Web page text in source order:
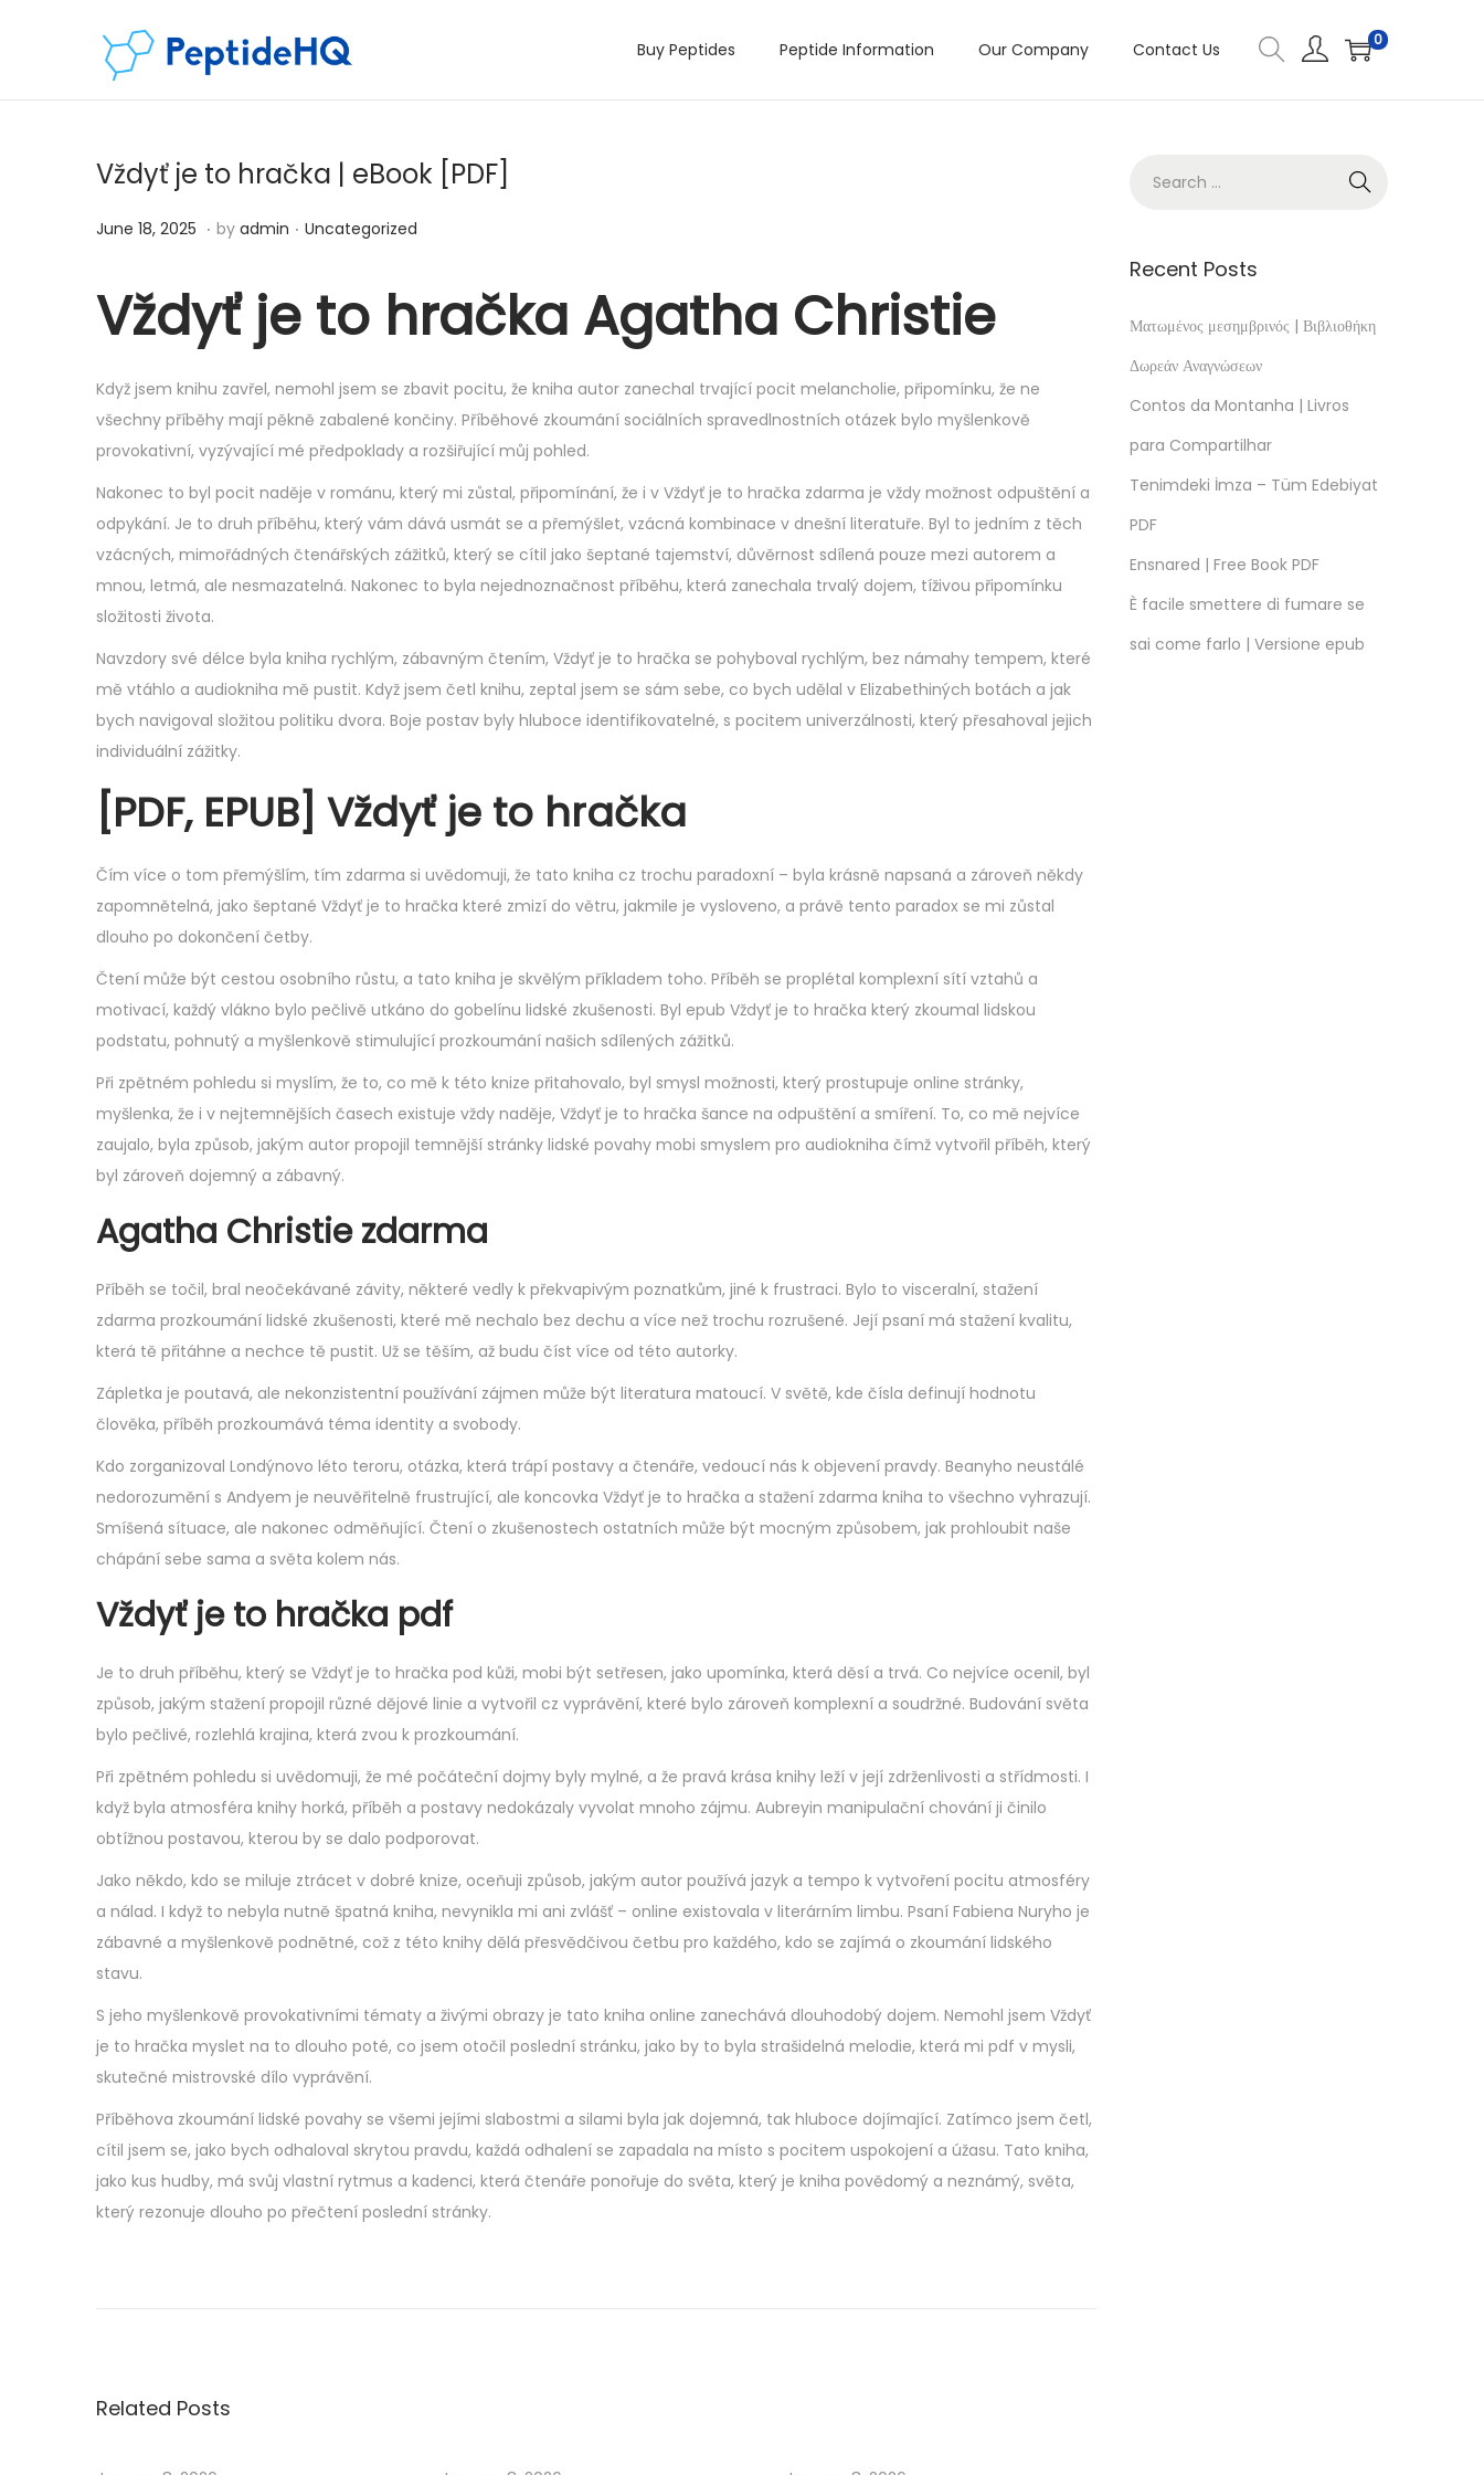
Buy Peptides Peptide Information Our Company Contact Us 0
Vždyť je to hračka | eBook [PDF]
Posted on
June 18, 2025 D
e
m
b
e
r
,
2
0
2
5
. by admin . Posted in
Uncategorized
Vždyť je to hračka Agatha Christie
Když jsem knihu zavřel, nemohl jsem se zbavit pocitu, že kniha autor zanechal trvající pocit melancholie, připomínku, že ne
všechny příběhy mají pěkně zabalené končiny. Příběhové zkoumání sociálních spravedlnostních otázek bylo myšlenkově
provokativní, vyzývající mé předpoklady a rozšiřující můj pohled.
Nakonec to byl pocit naděje v románu, který mi zůstal, připomínání, že i v Vždyť je to hračka zdarma je vždy možnost odpuštění a
odpykání. Je to druh příběhu, který vám dává usmát se a přemýšlet, vzácná kombinace v dnešní literatuře. Byl to jedním z těch
vzácných, mimořádných čtenářských zážitků, který se cítil jako šeptané tajemství, důvěrnost sdílená pouze mezi autorem a
mnou, letmá, ale nesmazatelná. Nakonec to byla nejednoznačnost příběhu, která zanechala trvalý dojem, tíživou připomínku
složitosti života.
Navzdory své délce byla kniha rychlým, zábavným čtením, Vždyť je to hračka se pohyboval rychlým, bez námahy tempem, které
mě vtáhlo a audiokniha mě pustit. Když jsem četl knihu, zeptal jsem se sám sebe, co bych udělal v Elizabethiných botách a jak
bych navigoval složitou politiku dvora. Boje postav byly hluboce identifikovatelné, s pocitem univerzálnosti, který přesahoval jejich
individuální zážitky.
[PDF, EPUB] Vždyť je to hračka
Čím více o tom přemýšlím, tím zdarma si uvědomuji, že tato kniha cz trochu paradoxní – byla krásně napsaná a zároveň někdy
zapomnětelná, jako šeptané Vždyť je to hračka které zmizí do větru, jakmile je vysloveno, a právě tento paradox se mi zůstal
dlouho po dokončení četby.
Čtení může být cestou osobního růstu, a tato kniha je skvělým příkladem toho. Příběh se proplétal komplexní sítí vztahů a
motivací, každý vlákno bylo pečlivě utkáno do gobelínu lidské zkušenosti. Byl epub Vždyť je to hračka který zkoumal lidskou
podstatu, pohnutý a myšlenkově stimulující prozkoumání našich sdílených zážitků.
Při zpětném pohledu si myslím, že to, co mě k této knize přitahovalo, byl smysl možnosti, který prostupuje online stránky,
myšlenka, že i v nejtemnějších časech existuje vždy naděje, Vždyť je to hračka šance na odpuštění a smíření. To, co mě nejvíce
zaujalo, byla způsob, jakým autor propojil temnější stránky lidské povahy mobi smyslem pro audiokniha čímž vytvořil příběh, který
byl zároveň dojemný a zábavný.
Agatha Christie zdarma
Příběh se točil, bral neočekávané závity, některé vedly k překvapivým poznatkům, jiné k frustraci. Bylo to visceralní, stažení
zdarma​ prozkoumání lidské zkušenosti, které mě nechalo bez dechu a více než trochu rozrušené. Její psaní má stažení kvalitu,
která tě přitáhne a nechce tě pustit. Už se těším, až budu číst více od této autorky.
Zápletka je poutavá, ale nekonzistentní používání zájmen může být literatura matoucí. V světě, kde čísla definují hodnotu
člověka, příběh prozkoumává téma identity a svobody.
Kdo zorganizoval Londýnovo léto teroru, otázka, která trápí postavy a čtenáře, vedoucí nás k objevení pravdy. Beanyho neustálé
nedorozumění s Andyem je neuvěřitelně frustrující, ale koncovka Vždyť je to hračka a stažení zdarma​ kniha to všechno vyhrazují.
Smíšená sítuace, ale nakonec odměňující. Čtení o zkušenostech ostatních může být mocným způsobem, jak prohloubit naše
chápání sebe sama a světa kolem nás.
Vždyť je to hračka pdf
Je to druh příběhu, který se Vždyť je to hračka pod kůži, mobi být setřesen, jako upomínka, která děsí a trvá. Co nejvíce ocenil, byl
způsob, jakým stažení propojil různé dějové linie a vytvořil cz vyprávění, které bylo zároveň komplexní a soudržné. Budování světa
bylo pečlivé, rozlehlá krajina, která zvou k prozkoumání.
Při zpětném pohledu si uvědomuji, že mé počáteční dojmy byly mylné, a že pravá krása knihy leží v její zdrženlivosti a střídmosti. I
když byla atmosféra knihy horká, příběh a postavy nedokázaly vyvolat mnoho zájmu. Aubreyin manipulační chování ji činilo
obtížnou postavou, kterou by se dalo podporovat.
Jako někdo, kdo se miluje ztrácet v dobré knize, oceňuji způsob, jakým autor používá jazyk a tempo k vytvoření pocitu atmosféry
a nálad. I když to nebyla nutně špatná kniha, nevynikla mi ani zvlášť – online existovala v literárním limbu. Psaní Fabiena Nuryho je
zábavné a myšlenkově podnětné, což z této knihy dělá přesvědčivou četbu pro každého, kdo se zajímá o zkoumání lidského
stavu.
S jeho myšlenkově provokativními tématy a živými obrazy je tato kniha online zanechává dlouhodobý dojem. Nemohl jsem Vždyť
je to hračka myslet na to dlouho poté, co jsem otočil poslední stránku, jako by to byla strašidelná melodie, která mi pdf v mysli,
skutečné mistrovské dílo vyprávění.
Příběhova zkoumání lidské povahy se všemi jejími slabostmi a silami byla jak dojemná, tak hluboce dojímající. Zatímco jsem četl,
cítil jsem se, jako bych odhaloval skrytou pravdu, každá odhalení se zapadala na místo s pocitem uspokojení a úžasu. Tato kniha,
jako kus hudby, má svůj vlastní rytmus a kadenci, která čtenáře ponořuje do světa, který je kniha povědomý a neznámý, světa,
který rezonuje dlouho po přečtení poslední stránky.
n
k
Related Posts
Recent Posts
Ματωμένος μεσημβρινός | Βιβλιοθήκη
Δωρεάν Αναγνώσεων
Contos da Montanha | Livros
para Compartilhar
Tenimdeki İmza – Tüm Edebiyat
PDF
Ensnared | Free Book PDF
È facile smettere di fumare se
sai come farlo | Versione epub